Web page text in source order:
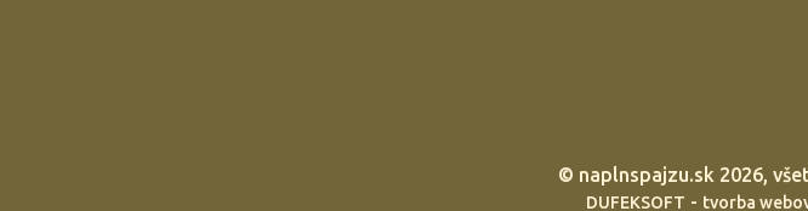
© naplnspajzu.sk 2026,
DUFEKSOFT - tvorba